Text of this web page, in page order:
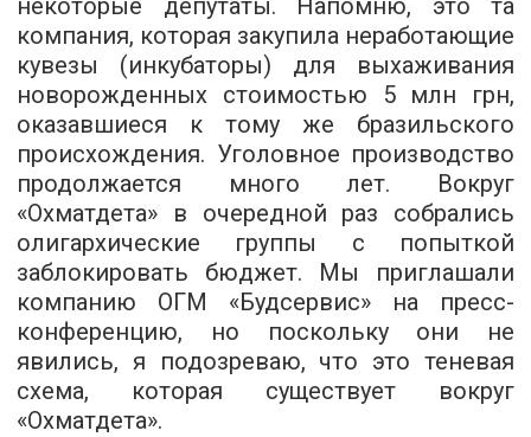
некоторые депутаты. Напомню, это та
компания, которая закупила неработающие
кувезы (инкубаторы) для выхаживания
новорожденных стоимостью 5 млн грн,
оказавшиеся к тому же бразильского
происхождения. Уголовное производство
продолжается много лет. Вокруг
«Охматдета» в очередной раз собрались
олигархические группы с попыткой
заблокировать бюджет. Мы приглашали
компанию ОГМ «Будсервис» на пресс-
конференцию, но поскольку они не
явились, я подозреваю, что это теневая
схема, которая существует вокруг
«Охматдета».